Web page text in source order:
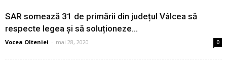
SAR somează 31 de primării din județul Vâlcea să
respecte legea și să soluționeze...
Vocea Olteniei - mai 28, 2020 0